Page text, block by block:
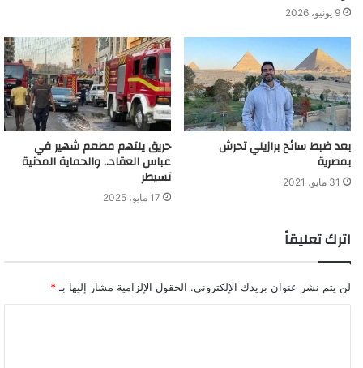
فتيات ودعوتهن لممارسة الرذيلة معه، وقد أمر النائب العام بالتحقيق
وكانت النيابة العامة المصرية أعلنت في بيان رسمي لها أمس الأول
أنها شرعت في التحقيق مع المتهم، وسيصدر قرارا بشأنه عقب انتهاء
التحقيق.
قرارا بحبس المتهم أحمد بسام زكي أربعة أيام
9 يونيو، 2026
بعد ضبط سائح برازيلي تحرش
بمصرية
31 مايو، 2021
حريق يلتهم مطعم شهير في
عباس العقاد.. والحماية المدنية
تسيطر
17 مايو، 2025
اترك تعليقاً
لن يتم نشر عنوان بريدك الإلكتروني. الحقول الإلزامية مشار إليها بـ *